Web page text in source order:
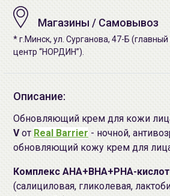
Магазины / Самовывоз
* г.Минск, ул. Сурганова, 47-Б
центр “НОРДИН”).
Описание:
Обновляющий крем для кожи
Vот Real Barrier - ночной,
обновляющий кожу крем для
Комплекс AHA+BHA+PHA-
(салициловая, гликолевая,